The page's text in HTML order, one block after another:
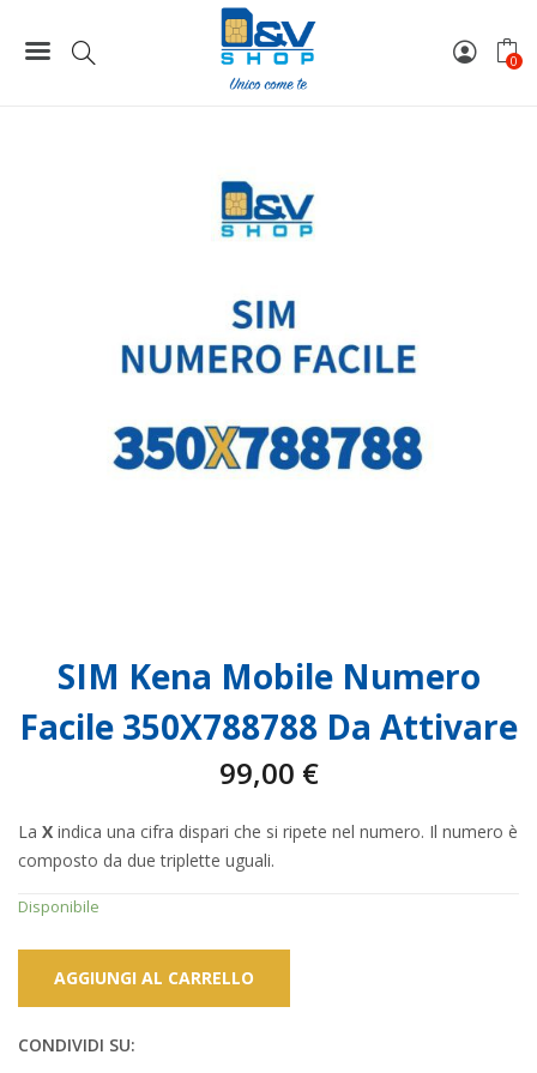
0
SIM Kena Mobile Numero Facile 350X788788 Da Attivare
SIM Kena Mobile Numero
Facile 350X788788 Da Attivare
99,00 €
La X indica una cifra dispari che si ripete nel numero. Il numero è
composto da due triplette uguali.
Disponibile
AGGIUNGI AL CARRELLO
CONDIVIDI SU: